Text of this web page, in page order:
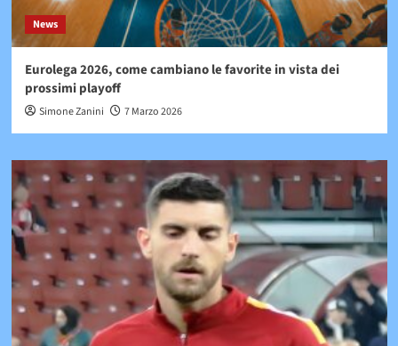
News
Eurolega 2026, come cambiano le favorite in vista dei
prossimi playoff
Simone Zanini 7 Marzo 2026